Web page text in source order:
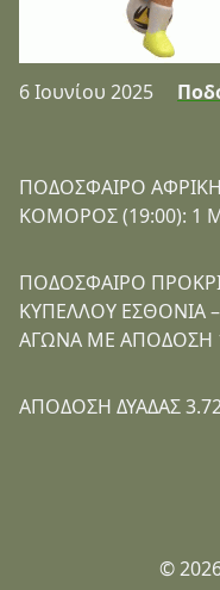
6 Ιουνίου 2025
ΠΟΔΟΣΦΑΙΡΟ ΑΦΡΙΚΗ
ΚΟΜΟΡΟΣ (19:00): 1
ΠΟΔΟΣΦΑΙΡΟ
ΚΥΠΕΛΛΟΥ ΕΣΘΟΝΙΑ
ΑΓΩΝΑ ΜΕ ΑΠΟΔΟΣΗ
ΑΠΟΔΟΣΗ ΔΥΑΔΑΣ
©